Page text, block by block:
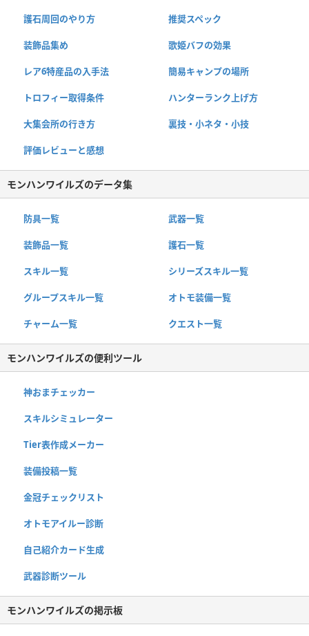
護石周回のやり方 推奨スペック
装飾品集め 歌姫バフの効果
レア6特産品の入手法 簡易キャンプの場所
トロフィー取得条件 ハンターランク上げ方
大集会所の行き方 裏技・小ネタ・小技
評価レビューと感想
モンハンワイルズのデータ集
防具一覧 武器一覧
装飾品一覧 護石一覧
スキル一覧 シリーズスキル一覧
グループスキル一覧 オトモ装備一覧
チャーム一覧 クエスト一覧
モンハンワイルズの便利ツール
神おまチェッカー
スキルシミュレーター
Tier表作成メーカー
装備投稿一覧
金冠チェックリスト
オトモアイルー診断
自己紹介カード生成
武器診断ツール
モンハンワイルズの掲示板